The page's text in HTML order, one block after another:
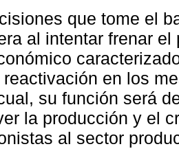
que tome el
al intentar frenar
reactivación en los
su función será
la producción y el
al sector